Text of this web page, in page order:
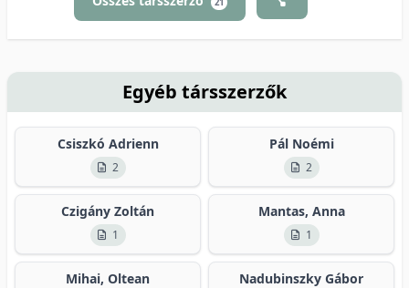
Egyéb társszerzők
Csiszkó Adrienn
2
Pál Noémi
2
Czigány Zoltán
1
Mantas, Anna
1
Mihai, Oltean Nadubinszky Gábor